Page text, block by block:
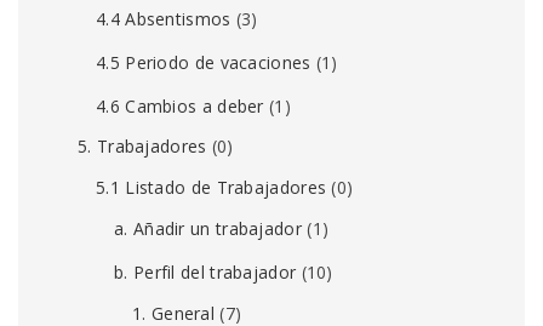
4.4 Absentismos (3)
4.5 Periodo de vacaciones (1)
4.6 Cambios a deber (1)
5. Trabajadores (0)
5.1 Listado de Trabajadores (0)
a. Añadir un trabajador(1)
b. Perfil del trabajador (10)
1. General (7)